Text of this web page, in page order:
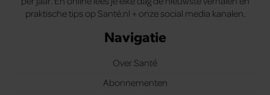
praktische tips op Santé.nl + onze social media kanalen.
Navigatie
Over Santé
Abonnementen